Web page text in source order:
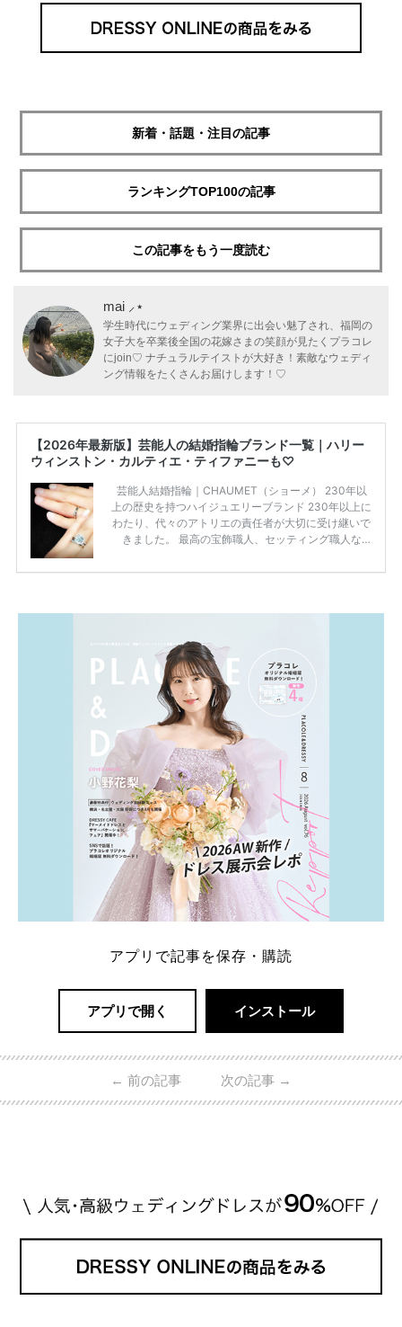
新着・話題・注目の記事
ランキングTOP100の記事
この記事をもう一度読む
mai ⸝⋆
学生時代にウェディング業界に出会い魅了され、福岡の
女子大を卒業後全国の花嫁さまの笑顔が見たくプラコレ
にjoin♡ ナチュラルテイストが大好き！素敵なウェディ
ング情報をたくさんお届けします！♡
【2026年最新版】芸能人の結婚指輪ブランド一覧｜ハリー
ウィンストン・カルティエ・ティファニーも♡
芸能人結婚指輪｜CHAUMET（ショーメ） 230年以
上の歴史を持つハイジュエリーブランド 230年以上に
わたり、代々のアトリエの責任者が大切に受け継いで
きました。 最高の宝飾職人、セッティング職人な
高品質の宝石を扱っています。 至高のデザインと品
程です。1カラットが約200万円なので、 魔裟斗さん
が選んだ指輪は200万円以上のものだと想定できま
す。 【 […]
続きを読む
アプリで記事を保存・購読
アプリで開く インストール
← 前の記事 次の記事 →